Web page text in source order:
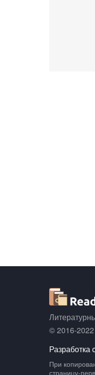
© 2016-
Разработка
При
страницу-